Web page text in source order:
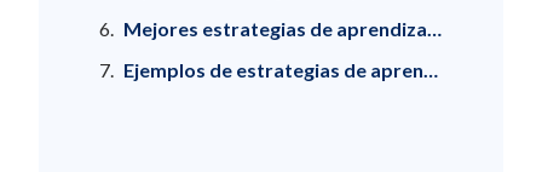
Mejores estrategias de aprendizaje para capacitaciones
Ejemplos de estrategias de aprendizaje